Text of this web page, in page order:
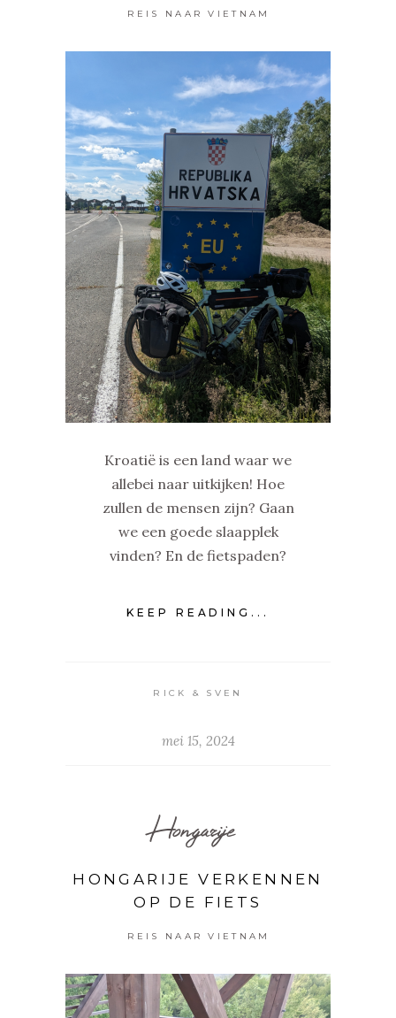
REIS NAAR VIETNAM
Kroatië is een land waar we
allebei naar uitkijken! Hoe
zullen de mensen zijn? Gaan
we een goede slaapplek
vinden? En de fietspaden?
KEEP READING...
RICK & SVEN
mei 15, 2024
Hongarije
HONGARIJE VERKENNEN
OP DE FIETS
REIS NAAR VIETNAM